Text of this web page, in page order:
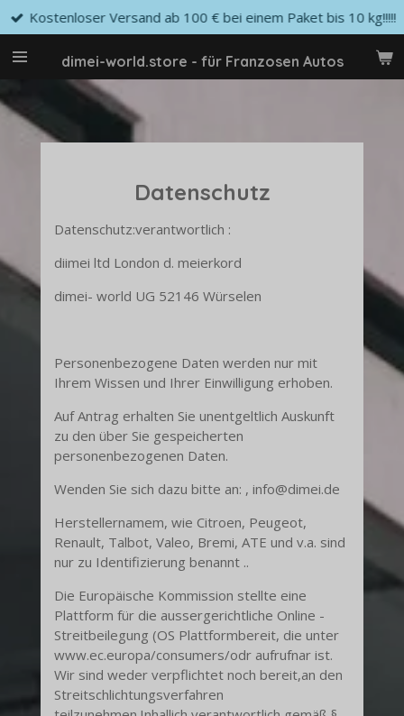
Zum
Hauptinhalt
springendimei-world.store - für Franzosen Autos
Kostenloser Versand ab 100 € bei einem Paket bis 10 kg!!!!!
Datenschutz
Datenschutz:verantwortlich :
diimei ltd London d. meierkord
dimei- world UG 52146 Würselen
Personenbezogene Daten werden nur mit
Ihrem Wissen und Ihrer Einwilligung erhoben.
Auf Antrag erhalten Sie unentgeltlich Auskunft
zu den über Sie gespeicherten
personenbezogenen Daten.
Wenden Sie sich dazu bitte an: , info@dimei.de
Herstellernamem, wie Citroen, Peugeot,
Renault, Talbot, Valeo, Bremi, ATE und v.a. sind
nur zu Identifizierung benannt ..
Die Europäische Kommission stellte eine
Plattform für die aussergerichtliche Online -
Streitbeilegung (OS Plattformbereit, die unter
www.ec.europa/consumers/odr aufrufnar ist.
Wir sind weder verpflichtet noch bereit,an den
Streitschlichtungsverfahren